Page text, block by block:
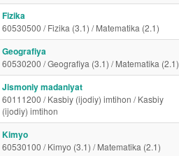
Fizika
60530500 / Fizika (3.1) / Matematika (2.1)
Geografiya
60530200 / Geografiya (3.1) / Matematika (2.1)
Jismoniy madaniyat
60111200 / Kasbiy (ijodiy) imtihon / Kasbiy
(ijodiy) imtihon
Kimyo
60530100 / Kimyo (3.1) / Matematika (2.1)